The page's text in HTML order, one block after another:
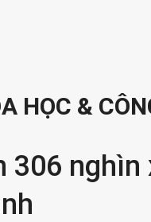
HỌC &
306 nghìn